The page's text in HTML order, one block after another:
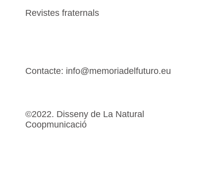
Revistes fraternals
Contacte: info@memoriadelfuturo.eu
©2022. Disseny de La Natural
Coopmunicació